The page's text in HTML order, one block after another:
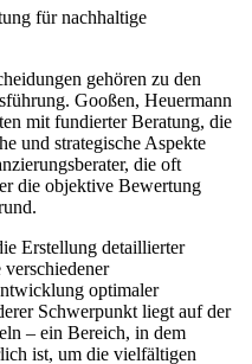
für nachhaltige
gehören zu den
Gooßen, Heuermann
mit fundierter Beratung, die
und strategische Aspekte
die oft
die objektive Bewertung
Erstellung detaillierter
optimaler
Schwerpunkt liegt auf der
– ein Bereich, in dem
ist, um die vielfältigen